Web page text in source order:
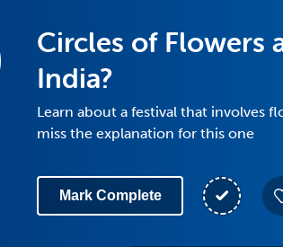
Circles of Flowers
India?
Learn about a festival that involves
miss the explanation for this one
Mark Complete